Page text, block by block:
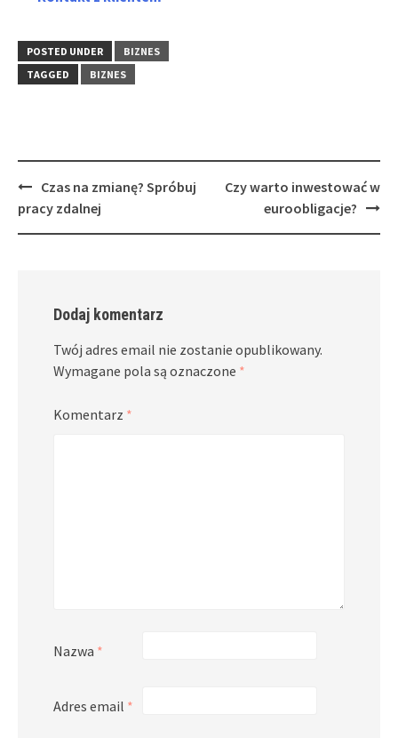
POSTED UNDER
BIZNES
TAGGED
BIZNES
Post
navigation
Czas na zmianę? Spróbuj
pracy zdalnej
Czy warto inwestować w
euroobligacje?
Dodaj komentarz
Twój adres email nie zostanie opublikowany.
Wymagane pola są oznaczone *
Komentarz *
Nazwa *
Adres email *